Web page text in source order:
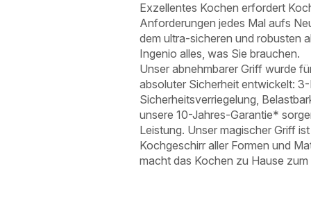
Exzellentes Kochen erfordert
Anforderungen jedes Mal aufs
dem ultra-sicheren und robusten
Ingenio alles, was Sie brauchen.
Unser abnehmbarer Griff wurde
absoluter Sicherheit entwickelt:
Sicherheitsverriegelung,
unsere 10-Jahres-Garantie*
Leistung. Unser magischer Griff
Kochgeschirr aller Formen und
macht das Kochen zu Hause zum